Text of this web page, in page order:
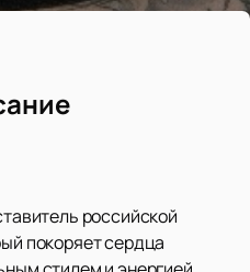
российской
покоряет сердца